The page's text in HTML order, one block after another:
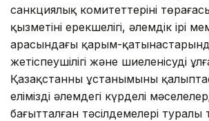
санкциялық комитеттерінің
қызметінің ерекшелігі, әлемдік ірі
арасындағы қарым-
жетіспеушілігі және шиеленісудің
Қазақстанның ұстанымының
еліміздің әлемдегі күрделі
бағытталған тәсілдемелері туралы